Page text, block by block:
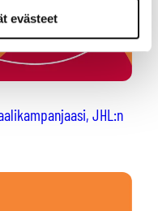
evästeet
JHL:n